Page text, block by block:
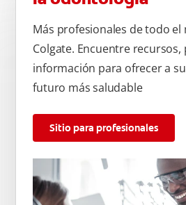
Más profesionales de todo
Colgate. Encuentre
información para ofrecer a
futuro más saludable
Sitio para profesionales